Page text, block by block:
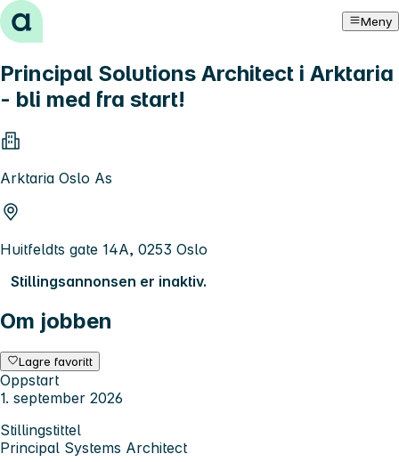
Hopp til innhold Meny
Principal Solutions Architect i Arktaria
- bli med fra start!
Arktaria Oslo As
Huitfeldts gate 14A, 0253 Oslo
Stillingsannonsen er inaktiv.
Om jobben
Lagre favoritt
Oppstart
1. september 2026
Stillingstittel
Principal Systems Architect